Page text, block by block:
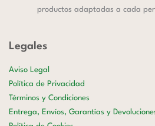
productos adaptadas a cada
Legales
Aviso Legal
Política de Privacidad
Términos y Condiciones
Entrega, Envíos, Garantías y